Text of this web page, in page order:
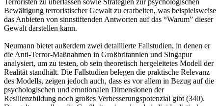
Bewältigung terroristischer Gewalt zu erarbeiten, was beispielsweise
das Anbieten von sinnstiftenden Antworten auf das “Warum” dieser
Gewalt darstellen kann.
Neumann bietet außerdem zwei detaillierte Fallstudien, in denen er
die Anti-Terror-Maßnahmen in Großbritannien und Singapur
analysiert, um zu testen, ob sein theoretisch hergeleitetes Modell der
Realität standhält. Die Fallstudien belegen die praktische Relevanz
des Modells, zeigen jedoch auch, dass es vor allem in Bezug auf die
psychologischen und emotionalen Dimensionen der
Resilienzbildung noch großes Verbesserungspotenzial gibt (340).